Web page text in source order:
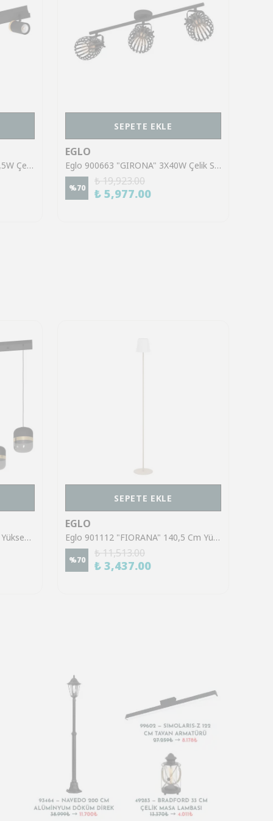
Eglo 39649 "CARTAGENA" 5X4,5W Çelik, Ahşap Siyah, Kahverengi Sıva Üstü Spot
SEPETE EKLE
EGLO
Eglo 900663 "GIRONA" 3X40W Çelik Siyah, Fırçalanmış Pirinç Sıva Üstü Spot
%70
₺ 19,923.00
₺ 5,977.00
Eglo 39921 "SINSIGA" 150 Cm Yüksekliğinde Çelik Siyah Sarkıt Avize
SEPETE EKLE
EGLO
Eglo 901112 "FIORANA" 140,5 Cm Yüksekliğinde Çelik Köşe Lambası Lambader
%70
₺ 11,513.00
₺ 3,437.00